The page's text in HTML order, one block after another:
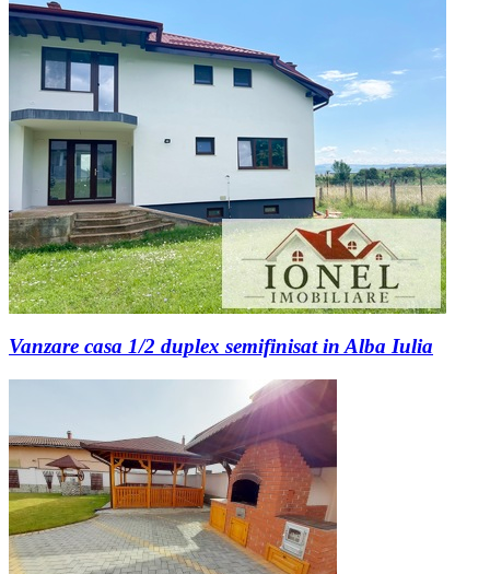
Vanzare casa 1/2 duplex semifinisat in Alba Iulia